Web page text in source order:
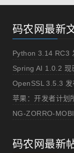
码农网最新
Python 3.14 RC3
Spring AI 1.0.2 现
OpenSSL 3.5.3 发
苹果：开发者计划
码农网最新